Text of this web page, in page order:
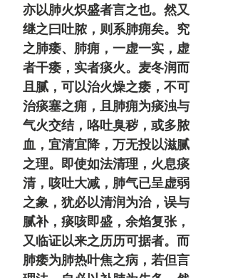
亦以肺火炽盛者言之也。然又
继之曰吐脓，则系肺痈矣。究
之肺痿、肺痈，一虚一实，虚
者干痿，实者痰火。麦冬润而
且腻，可以治火燥之痿，不可
治痰塞之痈，且肺痈为痰浊与
气火交结，咯吐臭秽，或多脓
血，宜清宜降，万无投以滋腻
之理。即使如法清理，火息痰
清，咳吐大减，肺气已呈虚弱
之象，犹必以清润为治，误与
腻补，痰咳即盛，余焰复张，
又临证以来之历历可据者。而
肺痿为肺热叶焦之病，若但言